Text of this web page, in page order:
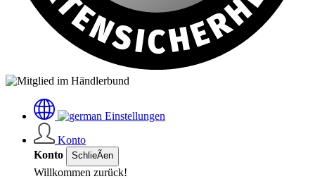
Einstellungen
Konto
Konto
SchlieÃen
Willkommen zurück!